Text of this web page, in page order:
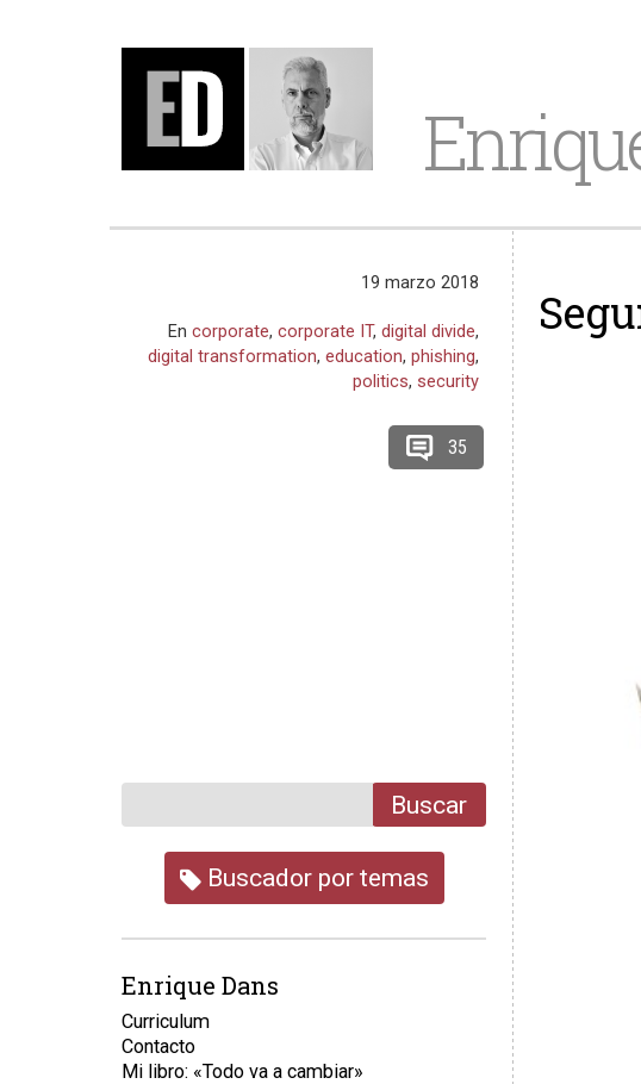
19 marzo 2018
Encorporate,corporate IT,digital divide,
digital transformation,education,phishing,
politics, security
35
Buscar
Buscador por temas
Enrique Dans
Curriculum
Contacto
Mi libro: «Todo va a cambiar»